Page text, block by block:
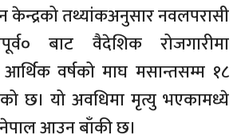
केन्द्रको तथ्यांकअनुसार नवलपरासी
बाट वैदेशिक रोजगारीमा
वर्षको माघ मसान्तसम्म १८
छ। यो अवधिमा मृत्यु भएकामध्ये
आउन बाँकी छ।